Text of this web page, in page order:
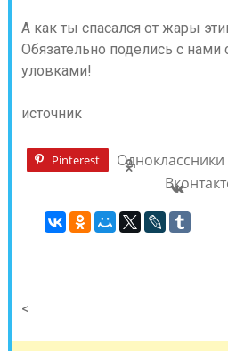
А как ты спасался от жары
Обязательно поделись с нами
уловками!
источник
Pinterest Одноклассники
<